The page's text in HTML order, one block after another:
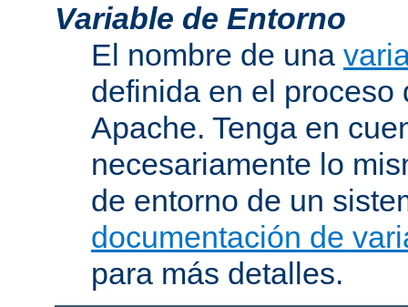
Variable de Entorno
El nombre de una
definida en el proceso
Apache. Tenga en
necesariamente lo
de entorno de un
documentación de
para más detalles.